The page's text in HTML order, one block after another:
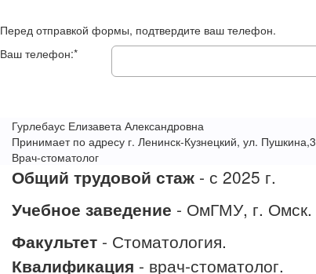
Перед отправкой формы, подтвердите ваш телефон.
Ваш телефон:*
Гурлебаус Елизавета Александровна
Принимает по адресу г. Ленинск-Кузнецкий, ул. Пушкина,3
Врач-стоматолог
Общий трудовой стаж - с 2025 г.
Учебное заведение - ОмГМУ, г. Омск.
Факультет - Стоматология.
Квалификация - врач-стоматолог.